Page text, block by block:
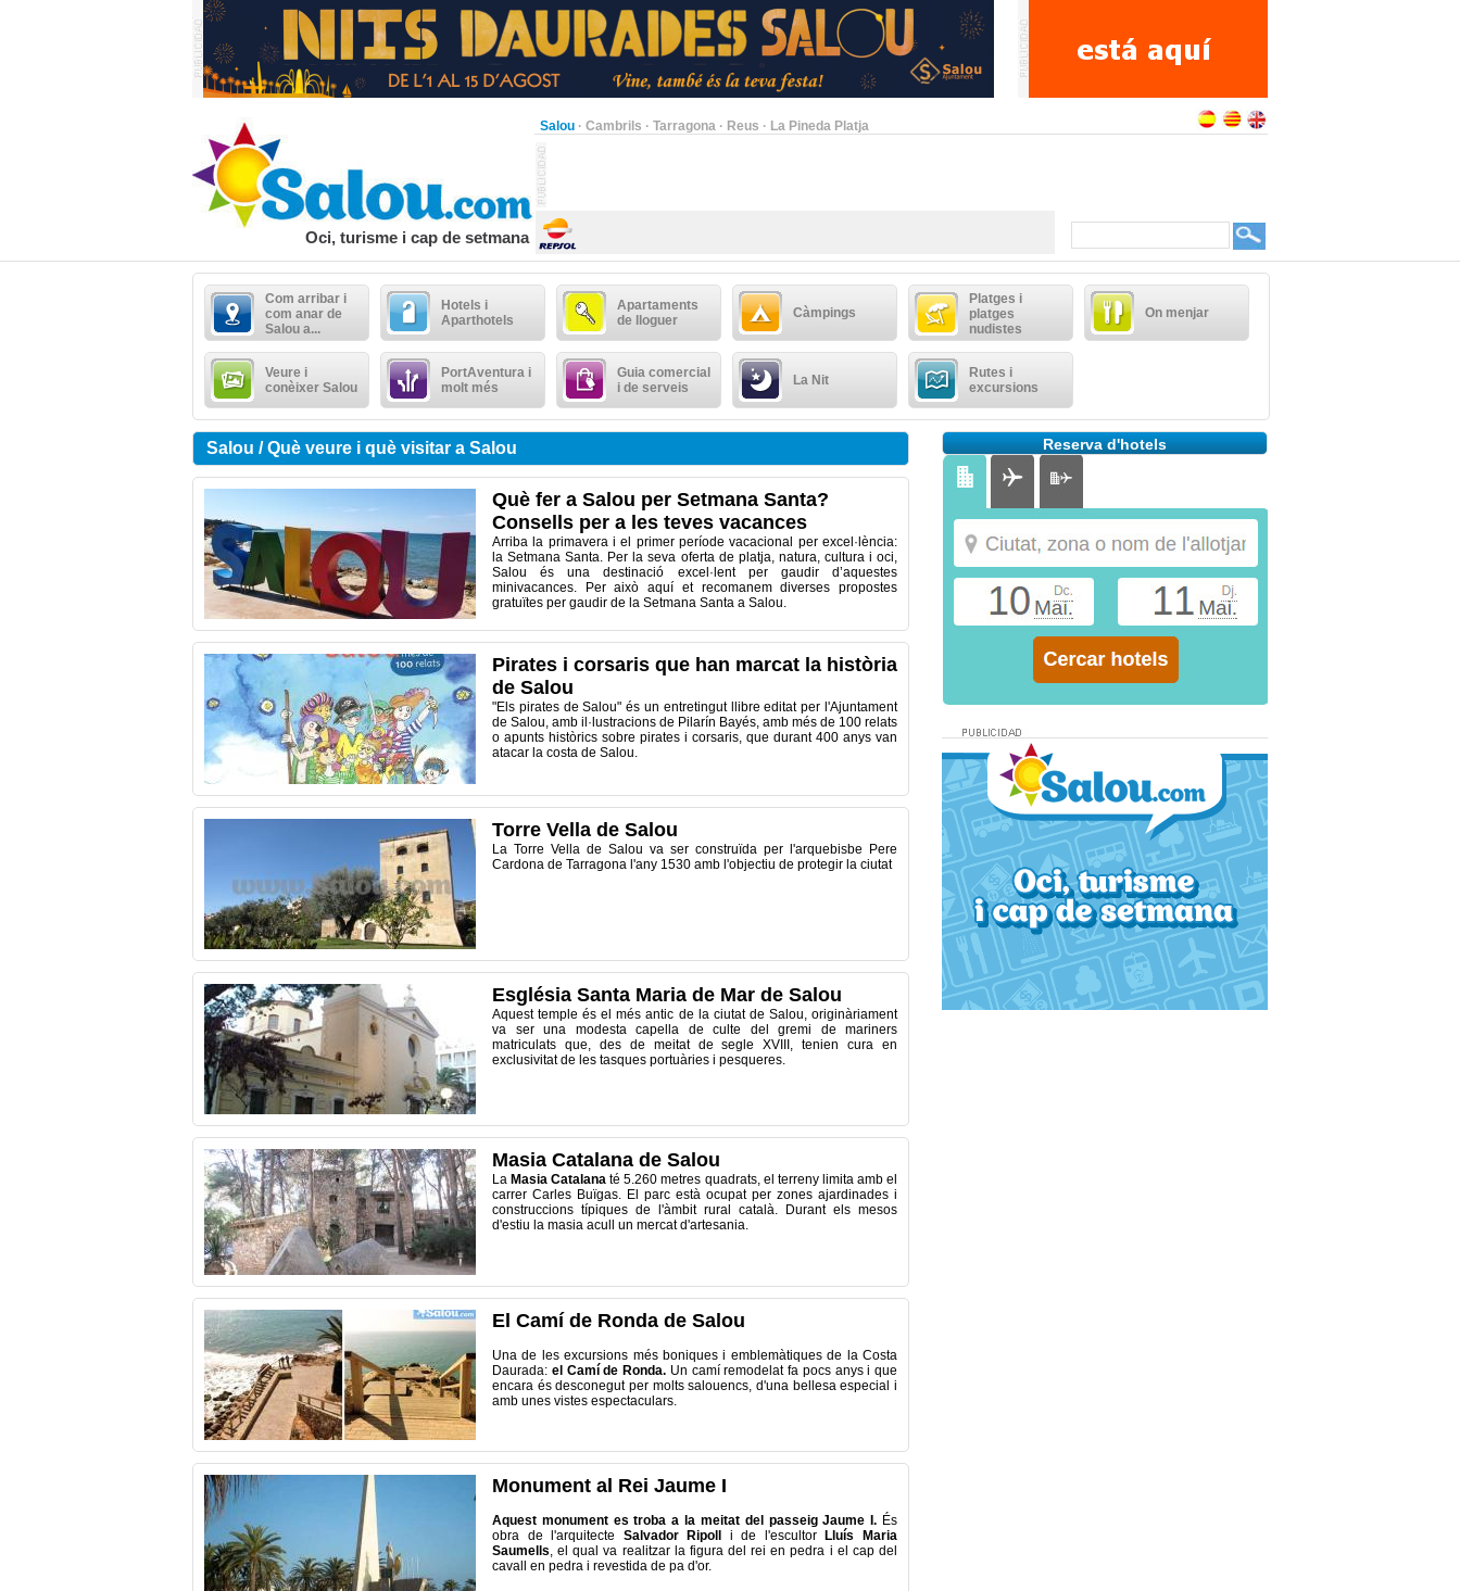
Salou · Cambrils · Tarragona · Reus · La Pineda Platja
Oci, turisme i cap de setmana
Com arribar i
com anar de
Salou a...
Hotels i
Aparthotels
Apartaments
de lloguer
Càmpings
Platges i
platges
nudistes
On menjar
Veure i
conèixer Salou
PortAventura i
molt més
Guia comercial
i de serveis
La Nit
Rutes i
excursions
Salou / Què veure i què visitar a Salou
Què fer a Salou per Setmana Santa?
Consells per a les teves vacances
Arriba la primavera i el primer període vacacional per excel·lència:
la Setmana Santa. Per la seva oferta de platja, natura, cultura i oci,
Salou és una destinació excel·lent per gaudir d’aquestes
minivacances. Per això aquí et recomanem diverses propostes
gratuïtes per gaudir de la Setmana Santa a Salou.
Pirates i corsaris que han marcat la història
de Salou
"Els pirates de Salou" és un entretingut llibre editat per l'Ajuntament
de Salou, amb il·lustracions de Pilarín Bayés, amb més de 100 relats
o apunts històrics sobre pirates i corsaris, que durant 400 anys van
atacar la costa de Salou.
Torre Vella de Salou
La Torre Vella de Salou va ser construïda per l'arquebisbe Pere
Cardona de Tarragona l'any 1530 amb l'objectiu de protegir la ciutat
Església Santa Maria de Mar de Salou
Aquest temple és el més antic de la ciutat de Salou, originàriament
va ser una modesta capella de culte del gremi de mariners
matriculats que, des de meitat de segle XVIII, tenien cura en
exclusivitat de les tasques portuàries i pesqueres.
Masia Catalana de Salou
La Masia Catalana té 5.260 metres quadrats, el terreny limita amb el
carrer Carles Buïgas. El parc està ocupat per zones ajardinades i
construccions típiques de l'àmbit rural català. Durant els mesos
d'estiu la masia acull un mercat d'artesania.
El Camí de Ronda de Salou
Una de les excursions més boniques i emblemàtiques de la Costa
Daurada: el Camí de Ronda. Un camí remodelat fa pocs anys i que
encara és desconegut per molts salouencs, d'una bellesa especial i
amb unes vistes espectaculars.
Monument al Rei Jaume I
Aquest monument es troba a la meitat del passeig Jaume I. És
obra de l'arquitecte Salvador Ripoll i de l'escultor
Lluís Maria
Saumells, el qual va realitzar la figura del rei en pedra i el cap del
cavall en pedra i revestida de pa d'or.
Reserva d'hotels